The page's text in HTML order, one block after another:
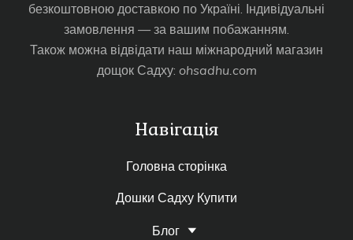
безкоштовною доставкою по Україні. Індивідуальні
замовлення — за вашим побажанням.
Також можна відвідати наш міжнародний магазин
дощок Садху: ohsadhu.com
Навігація
Головна сторінка
Дошки Садху Купити
Блог